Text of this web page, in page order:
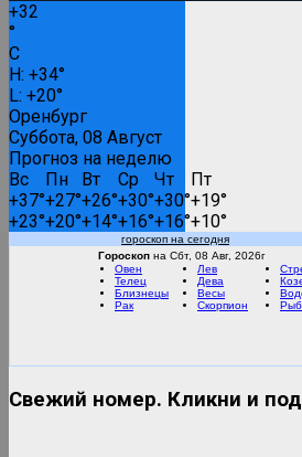
Вести FM
RMC Lounge
Дискотека 80-90
+32
°
C
H: +34°
L: +20°
Оренбург
Суббота, 08 Август
Прогноз на неделю
Вс
Пн Вт Ср Чт
Пт
+37°+27°+26°+30°+30°+19°
+23°+20°+14°+16°+16°+10°
Гороскоп на Сбт, 08 Авг, 2026г
гороскоп на сегодня
Овен
Телец
Близнецы
Рак
Лев
Дева
Весы
Скорпион
Свежий номер. Кликни и